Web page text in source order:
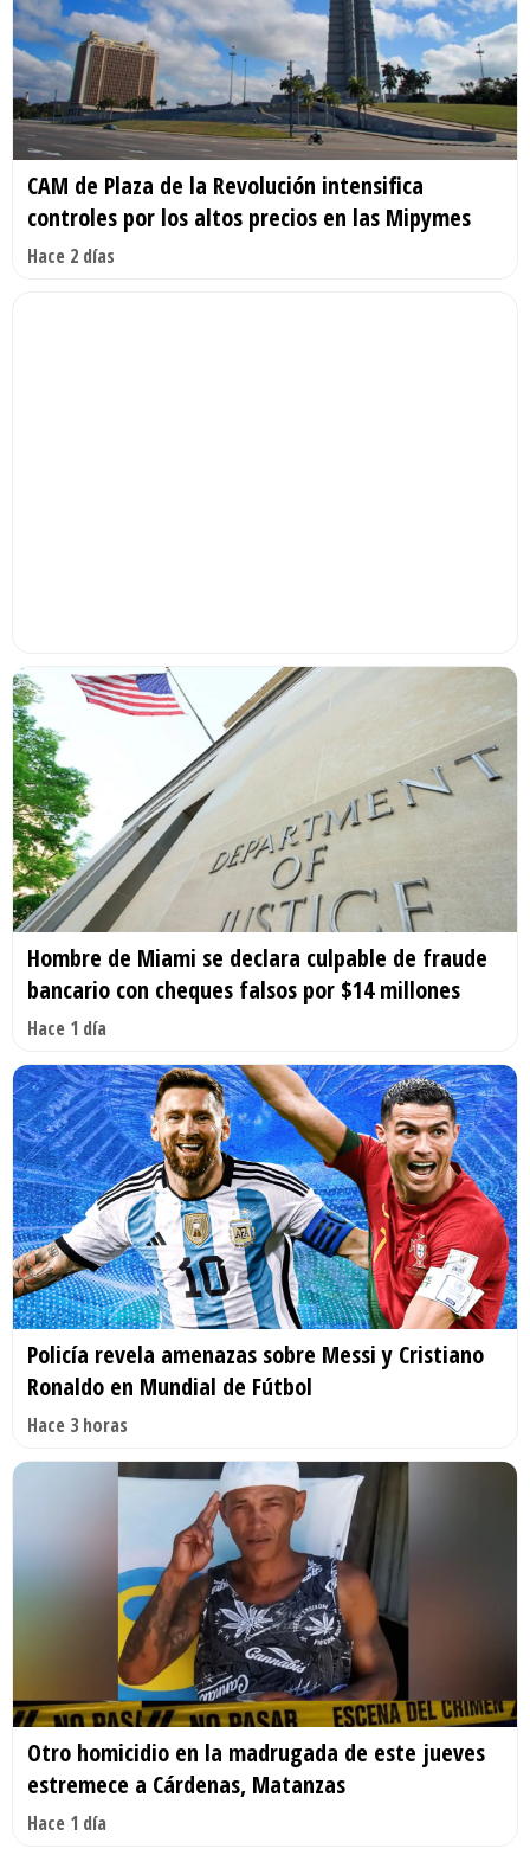
CAM de Plaza de la Revolución intensifica
controles por los altos precios en las Mipymes
Hace 2 días
Hombre de Miami se declara culpable de fraude
bancario con cheques falsos por $14 millones
Hace 1 día
Policía revela amenazas sobre Messi y Cristiano
Ronaldo en Mundial de Fútbol
Hace 3 horas
Otro homicidio en la madrugada de este jueves
estremece a Cárdenas, Matanzas
Hace 1 día